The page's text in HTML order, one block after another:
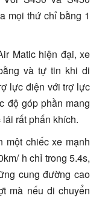
mọi thứ chỉ bằng 1
Matic hiện đại, xe
và tự tin khi di
lực điện với trợ lực
độ góp phần mang
rất phấn khích.
một chiếc xe mạnh
h chỉ trong 5.4s,
cung đường cao
mà nếu di chuyển